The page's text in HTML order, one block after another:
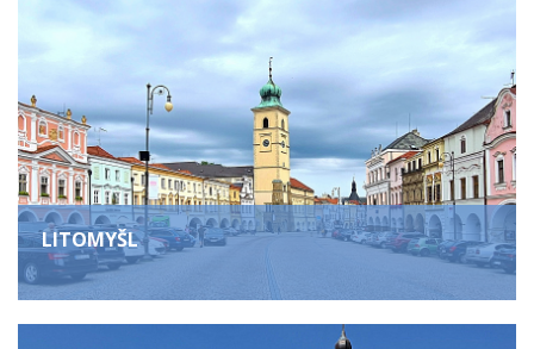
LITOMYŠL